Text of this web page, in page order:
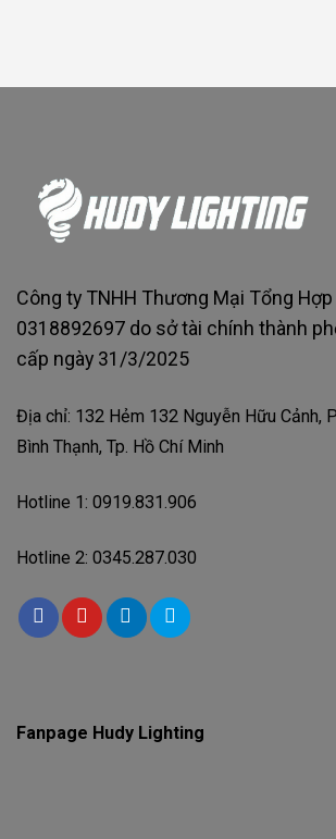
Công ty TNHH Thương Mại Tổng Hợp
0318892697 do sở tài chính thành
cấp ngày 31/3/2025
Địa chỉ: 132 Hẻm 132 Nguyễn Hữu Cảnh,
Bình Thạnh, Tp. Hồ Chí Minh
Hotline 1: 0919.831.906
Hotline 2: 0345.287.030
Fanpage Hudy Lighting